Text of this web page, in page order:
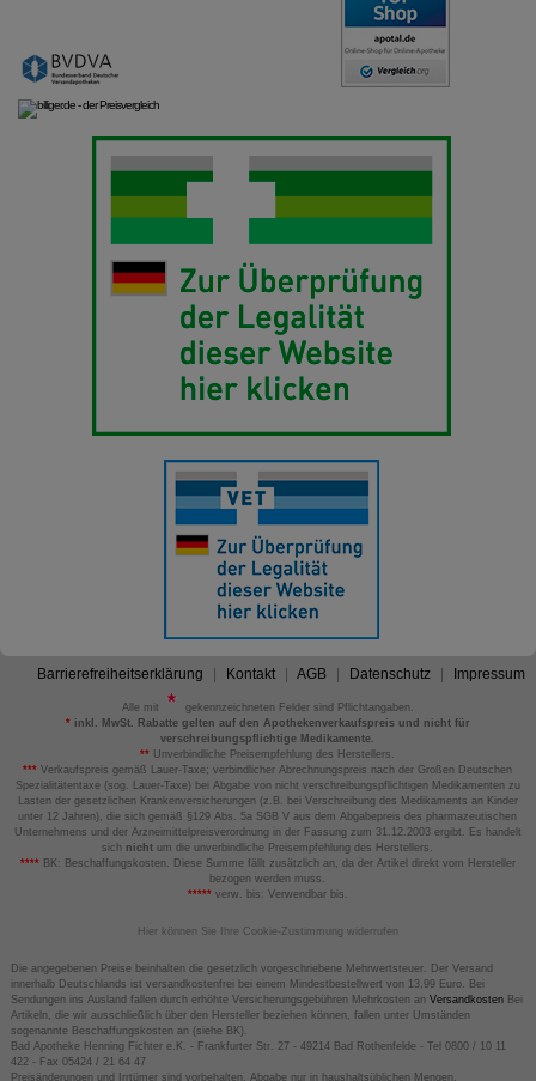
Barrierefreiheitserklärung Kontakt AGB Datenschutz Impressum
Alle mit
gekennzeichneten Felder sind Pflichtangaben.
*inkl. MwSt. Rabatte gelten auf den Apothekenverkaufspreis und nicht für
verschreibungspflichtige Medikamente.
** Unverbindliche Preisempfehlung des Herstellers.
*** Verkaufspreis gemäß Lauer-Taxe; verbindlicher Abrechnungspreis nach der Großen Deutschen
Spezialitätentaxe (sog. Lauer-Taxe) bei Abgabe von nicht verschreibungspflichtigen Medikamenten zu
Lasten der gesetzlichen Krankenversicherungen (z.B. bei Verschreibung des Medikaments an Kinder
unter 12 Jahren), die sich gemäß §129 Abs. 5a SGB V aus dem Abgabepreis des pharmazeutischen
Unternehmens und der Arzneimittelpreisverordnung in der Fassung zum 31.12.2003 ergibt. Es handelt
sich nicht um die unverbindliche Preisempfehlung des Herstellers.
****BK: Beschaffungskosten. Diese Summe fällt zusätzlich an, da der Artikel direkt vom Hersteller
bezogen werden muss.
*****verw. bis: Verwendbar bis.
Hier können Sie Ihre Cookie-Zustimmung widerrufen
Die angegebenen Preise beinhalten die gesetzlich vorgeschriebene Mehrwertsteuer. Der Versand
innerhalb Deutschlands ist versandkostenfrei bei einem Mindestbestellwert von 13,99 Euro. Bei
Sendungen ins Ausland fallen durch erhöhte Versicherungsgebühren Mehrkosten an VersandkostenBei
Artikeln, die wir ausschließlich über den Hersteller beziehen können, fallen unter Umständen
sogenannte Beschaffungskosten an (siehe BK).
Bad Apotheke Henning Fichter e.K. - Frankfurter Str. 27 - 49214 Bad Rothenfelde - Tel 0800 / 10 11
422 - Fax 05424 / 21 64 47
Preisänderungen und Irrtümer sind vorbehalten. Abgabe nur in haushaltsüblichen Mengen.